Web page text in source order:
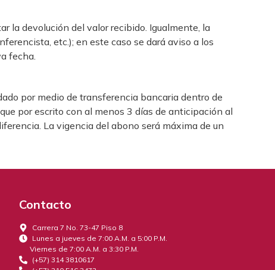
la devolución del valor recibido. Igualmente, la
etc.); en este caso se dará aviso a los
fecha.
por medio de transferencia bancaria dentro de
por escrito con al menos 3 días de anticipación al
La vigencia del abono será máxima de un
Contacto
Carrera 7 No. 73-47 Piso 8
Lunes a jueves de 7:00 A.M. a 5:00 P.M.
Viernes de 7:00 A.M. a 3:30 P.M.
(+57) 314 3810617